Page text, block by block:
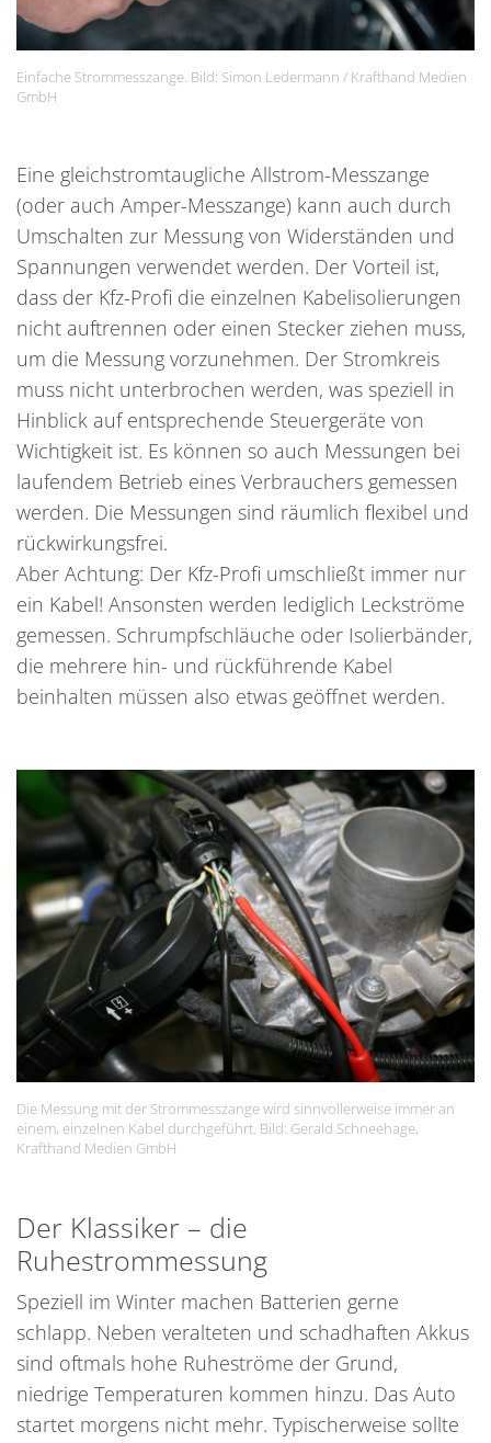
Einfache Strommesszange. Bild: Simon Ledermann / Krafthand Medien
GmbH
Eine gleichstromtaugliche Allstrom-Messzange
(oder auch Amper-Messzange) kann auch durch
Umschalten zur Messung von Widerständen und
Spannungen verwendet werden. Der Vorteil ist,
dass der Kfz-Profi die einzelnen Kabelisolierungen
nicht auftrennen oder einen Stecker ziehen muss,
um die Messung vorzunehmen. Der Stromkreis
muss nicht unterbrochen werden, was speziell in
Hinblick auf entsprechende Steuergeräte von
Wichtigkeit ist. Es können so auch Messungen bei
laufendem Betrieb eines Verbrauchers gemessen
werden. Die Messungen sind räumlich flexibel und
rückwirkungsfrei.
Aber Achtung: Der Kfz-Profi umschließt immer nur
ein Kabel! Ansonsten werden lediglich Leckströme
gemessen. Schrumpfschläuche oder Isolierbänder,
die mehrere hin- und rückführende Kabel
beinhalten müssen also etwas geöffnet werden.
Die Messung mit der Strommesszange wird sinnvollerweise immer an
einem, einzelnen Kabel durchgeführt. Bild: Gerald Schneehage,
Krafthand Medien GmbH
Der Klassiker – die
Ruhestrommessung
Speziell im Winter machen Batterien gerne
schlapp. Neben veralteten und schadhaften Akkus
sind oftmals hohe Ruheströme der Grund,
niedrige Temperaturen kommen hinzu. Das Auto
startet morgens nicht mehr. Typischerweise sollte